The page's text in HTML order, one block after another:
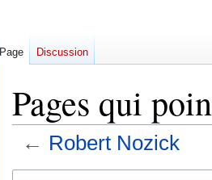
Pages qui
← Robert Nozick
Page Discussion